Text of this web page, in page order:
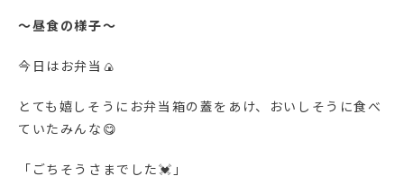
～昼食の様子～
今日はお弁当🍙
とても嬉しそうにお弁当箱の蓋をあけ、おいしそうに食べ
ていたみんな😋
「ごちそうさまでした💓」